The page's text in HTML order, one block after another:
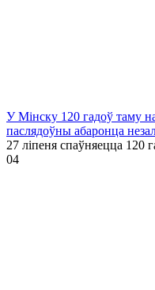
У Мінску 120 гадоў таму
паслядоўны абаронца
27 ліпеня спаўняецца 120
04